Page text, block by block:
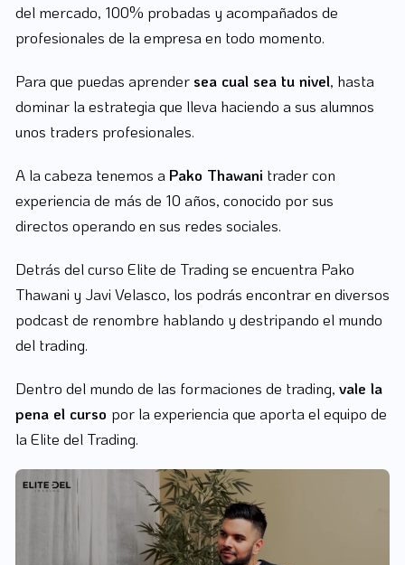
del mercado, 100% probadas y acompañados de
profesionales de la empresa en todo momento.
Para que puedas aprender sea cual sea tu nivel, hasta
dominar la estrategia que lleva haciendo a sus alumnos
unos traders profesionales.
A la cabeza tenemos a Pako Thawani trader con
experiencia de más de 10 años, conocido por sus
directos operando en sus redes sociales.
Detrás del curso Elite de Trading se encuentra Pako
Thawani y Javi Velasco, los podrás encontrar en diversos
podcast de renombre hablando y destripando el mundo
del trading.
Dentro del mundo de las formaciones de trading, vale la
pena el curso por la experiencia que aporta el equipo de
la Elite del Trading.